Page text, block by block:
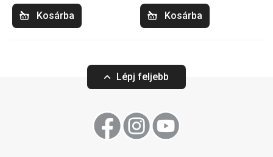
Kosárba Kosárba
Lépj feljebb